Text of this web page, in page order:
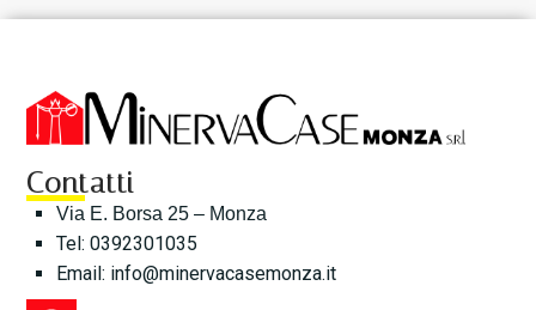
Contatti
Via E. Borsa 25 – Monza
Tel: 0392301035
Email: info@minervacasemonza.it